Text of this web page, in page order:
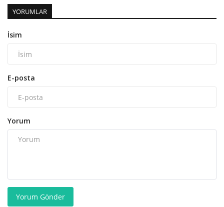
YORUMLAR
İsim
E-posta
Yorum
Yorum Gönder